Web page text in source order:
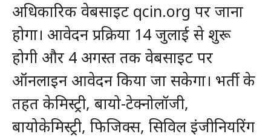
अधिकारिक वेबसाइट qcin.org पर जाना
होगा। आवेदन प्रक्रिया 14 जुलाई से शुरू
होगी और 4 अगस्त तक वेबसाइट पर
ऑनलाइन आवेदन किया जा सकेगा। भर्ती के
तहत केमिस्ट्री, बायो-टेक्नोलॉजी,
बायोकेमिस्ट्री, फिजिक्स, सिविल इंजीनियरिंग